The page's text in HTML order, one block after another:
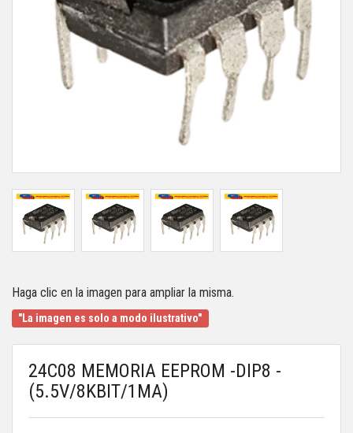
Haga clic en la imagen para ampliar la misma.
"La imagen es solo a modo ilustrativo"
24C08 MEMORIA EEPROM -DIP8 -
(5.5V/8KBIT/1MA)